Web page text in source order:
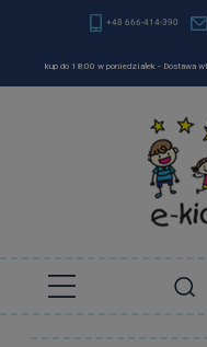
+48 666-414-390
kup do 18:00 w poniedziałek - Dostawa